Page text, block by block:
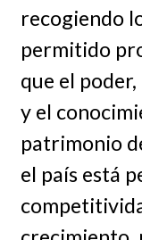
recogiendo
permitido
que el
y el
patrimonio
el país está